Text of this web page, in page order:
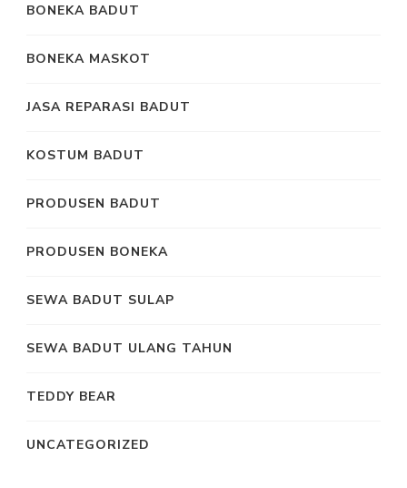
BONEKA BADUT
BONEKA MASKOT
JASA REPARASI BADUT
KOSTUM BADUT
PRODUSEN BADUT
PRODUSEN BONEKA
SEWA BADUT SULAP
SEWA BADUT ULANG TAHUN
TEDDY BEAR
UNCATEGORIZED